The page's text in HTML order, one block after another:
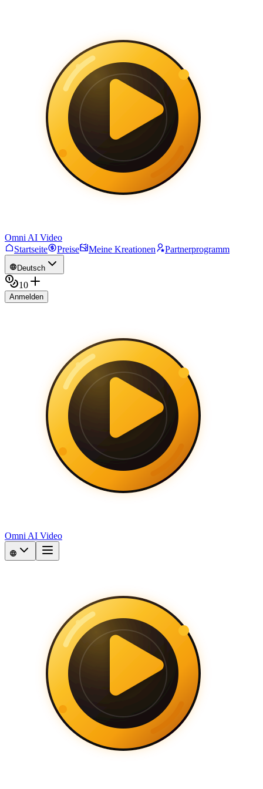
Omni AI Video
Startseite
Preise Meine Kreationen Partnerprogramm
Deutsch
10
Anmelden
Omni AI Video